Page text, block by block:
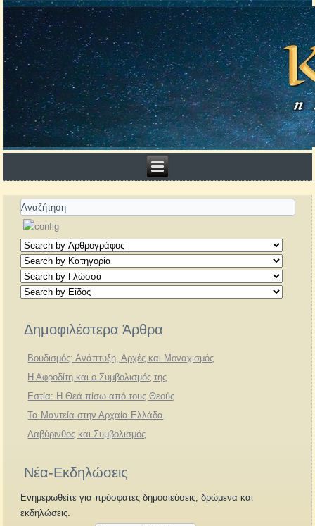
Δημοφιλέστερα Άρθρα
Βουδισμός: Ανάπτυξη, Αρχές και Μοναχισμός
Η Αφροδίτη και ο Συμβολισμός της
Εστία: Η Θεά πίσω από τους Θεούς
Τα Μαντεία στην Αρχαία Ελλάδα
Λαβύρινθος και Συμβολισμός
Νέα-Εκδηλώσεις
Ενημερωθείτε για πρόσφατες δημοσιεύσεις, δρώμενα και
εκδηλώσεις.